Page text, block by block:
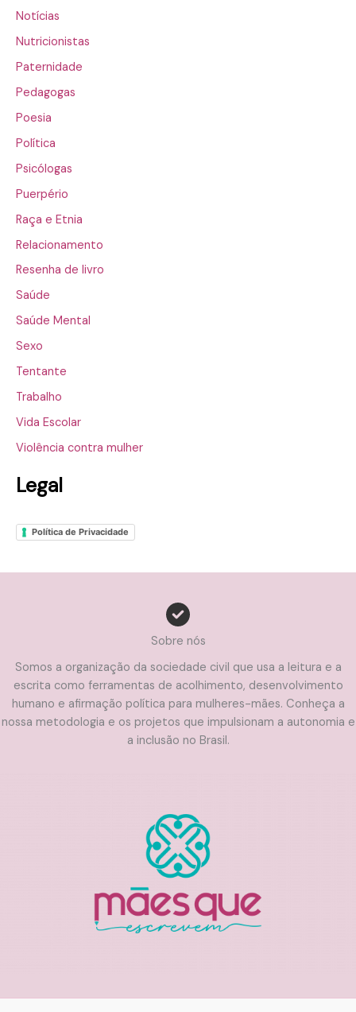
Notícias
Nutricionistas
Paternidade
Pedagogas
Poesia
Política
Psicólogas
Puerpério
Raça e Etnia
Relacionamento
Resenha de livro
Saúde
Saúde Mental
Sexo
Tentante
Trabalho
Vida Escolar
Violência contra mulher
Legal
Política de Privacidade
Sobre nós
Somos a organização da sociedade civil que usa a leitura e a
escrita como ferramentas de acolhimento, desenvolvimento
humano e afirmação política para mulheres-mães. Conheça a
nossa metodologia e os projetos que impulsionam a autonomia e
a inclusão no Brasil.